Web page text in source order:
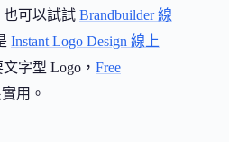
也可以試試 Brandbuilder 線
Instant Logo Design 線上
字型 Logo， Free
用。